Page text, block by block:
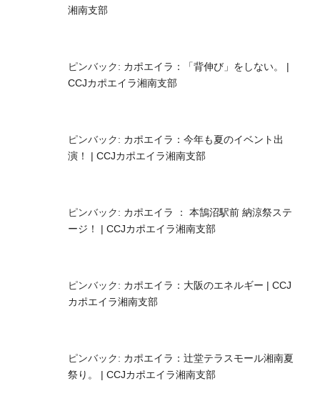
湘南支部
ピンバック: カポエイラ：「背伸び」をしない。 |
CCJカポエイラ湘南支部
ピンバック: カポエイラ：今年も夏のイベント出
演！ | CCJカポエイラ湘南支部
ピンバック: カポエイラ ： 本鵠沼駅前 納涼祭ステ
ージ！ | CCJカポエイラ湘南支部
ピンバック: カポエイラ：大阪のエネルギー | CCJ
カポエイラ湘南支部
ピンバック: カポエイラ：辻堂テラスモール湘南夏
祭り。 | CCJカポエイラ湘南支部